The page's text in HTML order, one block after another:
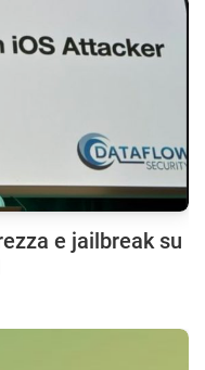
e jailbreak su